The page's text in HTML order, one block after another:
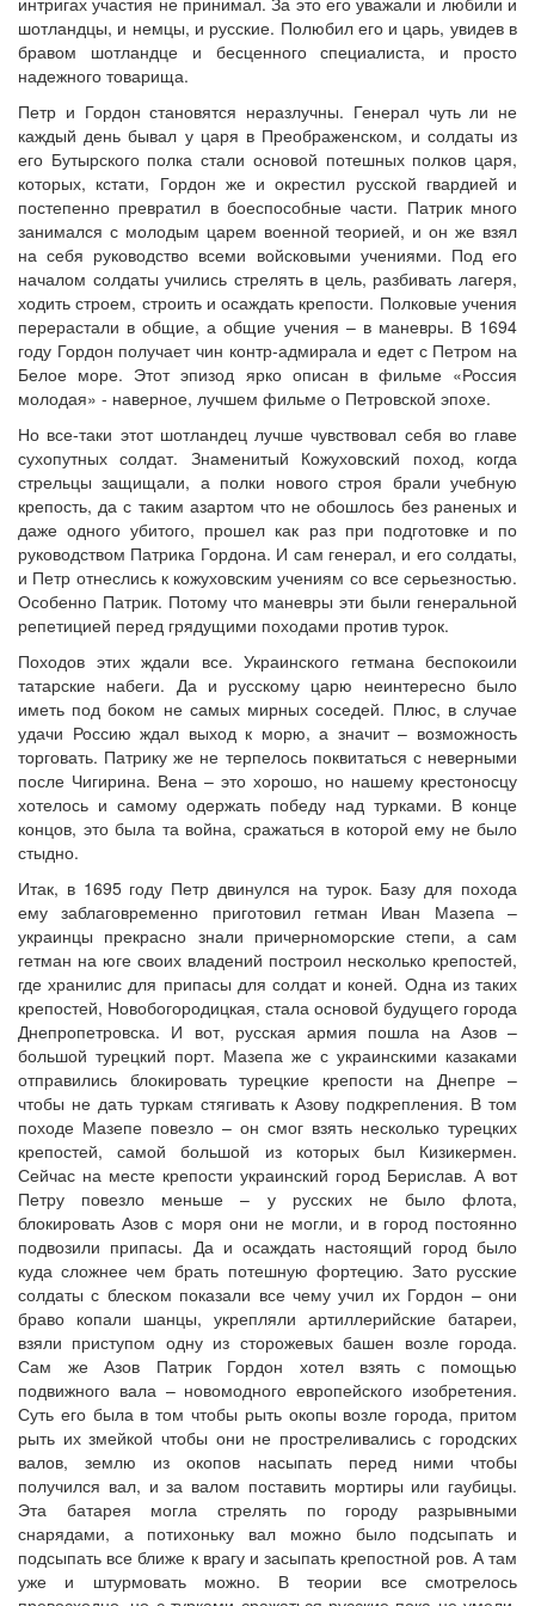
шотландцы, и немцы, и русские. Полюбил его и царь, увидев в
бравом шотландце и бесценного специалиста, и просто
надежного товарища.
Петр и Гордон становятся неразлучны. Генерал чуть ли не
каждый день бывал у царя в Преображенском, и солдаты из
его Бутырского полка стали основой потешных полков царя,
которых, кстати, Гордон же и окрестил русской гвардией и
постепенно превратил в боеспособные части. Патрик много
занимался с молодым царем военной теорией, и он же взял
на себя руководство всеми войсковыми учениями. Под его
началом солдаты учились стрелять в цель, разбивать лагеря,
ходить строем, строить и осаждать крепости. Полковые учения
перерастали в общие, а общие учения – в маневры. В 1694
году Гордон получает чин контр-адмирала и едет с Петром на
Белое море. Этот эпизод ярко описан в фильме «Россия
молодая» - наверное, лучшем фильме о Петровской эпохе.
Но все-таки этот шотландец лучше чувствовал себя во главе
сухопутных солдат. Знаменитый Кожуховский поход, когда
стрельцы защищали, а полки нового строя брали учебную
крепость, да с таким азартом что не обошлось без раненых и
даже одного убитого, прошел как раз при подготовке и по
руководством Патрика Гордона. И сам генерал, и его солдаты,
и Петр отнеслись к кожуховским учениям со все серьезностью.
Особенно Патрик. Потому что маневры эти были генеральной
репетицией перед грядущими походами против турок.
Походов этих ждали все. Украинского гетмана беспокоили
татарские набеги. Да и русскому царю неинтересно было
иметь под боком не самых мирных соседей. Плюс, в случае
удачи Россию ждал выход к морю, а значит – возможность
торговать. Патрику же не терпелось поквитаться с неверными
после Чигирина. Вена – это хорошо, но нашему крестоносцу
хотелось и самому одержать победу над турками. В конце
концов, это была та война, сражаться в которой ему не было
стыдно.
Итак, в 1695 году Петр двинулся на турок. Базу для похода
ему заблаговременно приготовил гетман Иван Мазепа –
украинцы прекрасно знали причерноморские степи, а сам
гетман на юге своих владений построил несколько крепостей,
где хранилис для припасы для солдат и коней. Одна из таких
крепостей, Новобогородицкая, стала основой будущего города
Днепропетровска. И вот, русская армия пошла на Азов –
большой турецкий порт. Мазепа же с украинскими казаками
отправились блокировать турецкие крепости на Днепре –
чтобы не дать туркам стягивать к Азову подкрепления. В том
походе Мазепе повезло – он смог взять несколько турецких
крепостей, самой большой из которых был Кизикермен.
Сейчас на месте крепости украинский город Берислав. А вот
Петру повезло меньше – у русских не было флота,
блокировать Азов с моря они не могли, и в город постоянно
подвозили припасы. Да и осаждать настоящий город было
куда сложнее чем брать потешную фортецию. Зато русские
солдаты с блеском показали все чему учил их Гордон – они
браво копали шанцы, укрепляли артиллерийские батареи,
взяли приступом одну из сторожевых башен возле города.
Сам же Азов Патрик Гордон хотел взять с помощью
подвижного вала – новомодного европейского изобретения.
Суть его была в том чтобы рыть окопы возле города, притом
рыть их змейкой чтобы они не простреливались с городских
валов, землю из окопов насыпать перед ними чтобы
получился вал, и за валом поставить мортиры или гаубицы.
Эта батарея могла стрелять по городу разрывными
снарядами, а потихоньку вал можно было подсыпать и
подсыпать все ближе к врагу и засыпать крепостной ров. А там
уже и штурмовать можно. В теории все смотрелось